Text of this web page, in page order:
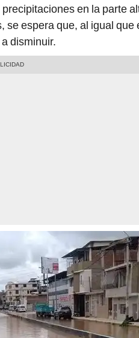
en la parte
se espera que, al igual que
disminuir.